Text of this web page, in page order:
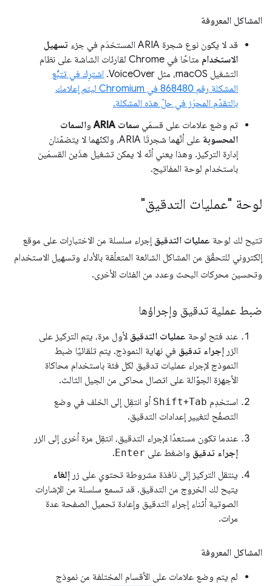
المشاكل المعروفة
قد لا يكون نوع شجرة ARIA المستخدَم في جزء
تسهيل
الاستخدام
متاحًا في Chrome لقارئات الشاشة على نظام
التشغيل macOS، مثل VoiceOver.
اشترِك في تتبُّع
المشكلة رقم ‎868480 في Chromium ليتم إعلامك
بالتقدّم المحرَز في حلّ هذه المشكلة.
تم وضع علامات على قسمَي سمات ARIA والسمات
المحسوبة
على أنّهما شجرتَا ARIA، ولكنّهما لا يتضمّنان
إدارة التركيز. وهذا يعني أنّه لا يمكن تشغيل هذَين القسمَين
باستخدام لوحة المفاتيح.
لوحة "عمليات التدقيق"
تتيح لك لوحة عمليات التدقيق إجراء سلسلة من الاختبارات على موقع
إلكتروني للتحقّق من المشاكل الشائعة المتعلّقة بالأداء وتسهيل الاستخدام
وتحسين محركات البحث وعدد من الفئات الأخرى.
ضبط عملية تدقيق وإجراؤها
عند فتح لوحة عمليات التدقيق لأول مرة، يتم التركيز على
الزر إجراء تدقيق في نهاية النموذج. يتم تلقائيًا ضبط
النموذج لإجراء عمليات تدقيق لكل فئة باستخدام محاكاة
الأجهزة الجوّالة على اتصال محاكى من الجيل الثالث.
استخدِم
Shift+Tab
أو انتقِل إلى الخلف في وضع
التصفّح لتغيير إعدادات التدقيق.
عندما تكون مستعدًا لإجراء التدقيق، انتقِل مرة أخرى إلى الزر
إجراء تدقيق واضغط على Enter
.
ينتقل التركيز إلى نافذة مشروطة تحتوي على زر إلغاء
يتيح لك الخروج من التدقيق. قد تسمع سلسلة من الإشارات
الصوتية أثناء إجراء التدقيق وإعادة تحميل الصفحة عدة
مرات.
المشاكل المعروفة
لم يتم وضع علامات على الأقسام المختلفة من نموذج